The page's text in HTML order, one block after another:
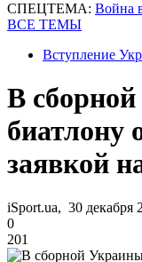
СПЕЦТЕМА: Война
ВСЕ ТЕМЫ
Вступление
В
биатлону
заявкой
iSport.ua, 30 декабря
0
201